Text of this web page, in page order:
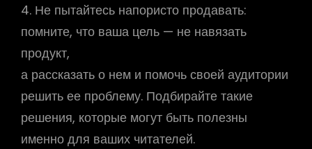
4. Не пытайтесь напористо продавать:
помните, что ваша цель — не навязать
продукт,
а рассказать о нем и помочь своей аудитории
решить ее проблему. Подбирайте такие
решения, которые могут быть полезны
именно для ваших читателей.